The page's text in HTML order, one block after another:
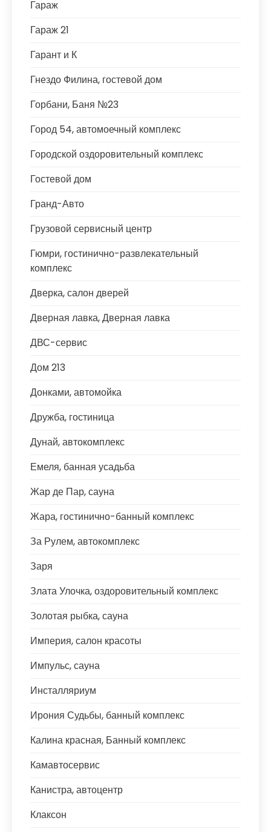
Гараж
Гараж 21
Гарант и К
Гнездо Филина, гостевой дом
Горбани, Баня №23
Город 54, автомоечный комплекс
Городской оздоровительный комплекс
Гостевой дом
Гранд-Авто
Грузовой сервисный центр
Гюмри, гостинично-развлекательный
комплекс
Дверка, салон дверей
Дверная лавка, Дверная лавка
ДВС-сервис
Дом 213
Донками, автомойка
Дружба, гостиница
Дунай, автокомплекс
Емеля, банная усадьба
Жар де Пар, сауна
Жара, гостинично-банный комплекс
За Рулем, автокомплекс
Заря
Злата Улочка, оздоровительный комплекс
Золотая рыбка, сауна
Империя, салон красоты
Импульс, сауна
Инсталляриум
Ирония Судьбы, банный комплекс
Калина красная, Банный комплекс
Камавтосервис
Канистра, автоцентр
Клаксон